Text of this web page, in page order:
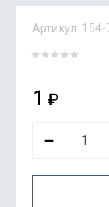
Артикул: 154-
1 ₽